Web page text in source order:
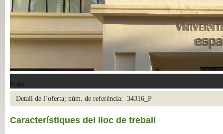
Ruta/..
Detall de l´oferta; núm. de referència: 34316_P
Característiques del lloc de treball